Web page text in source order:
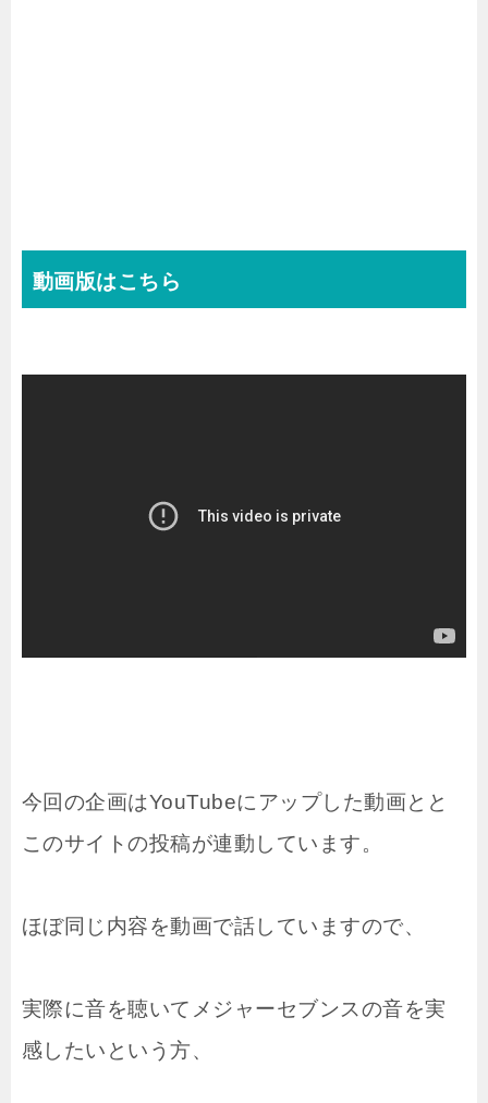
動画版はこちら
今回の企画はYouTubeにアップした動画とと
このサイトの投稿が連動しています。
ほぼ同じ内容を動画で話していますので、
実際に音を聴いてメジャーセブンスの音を実
感したいという方、